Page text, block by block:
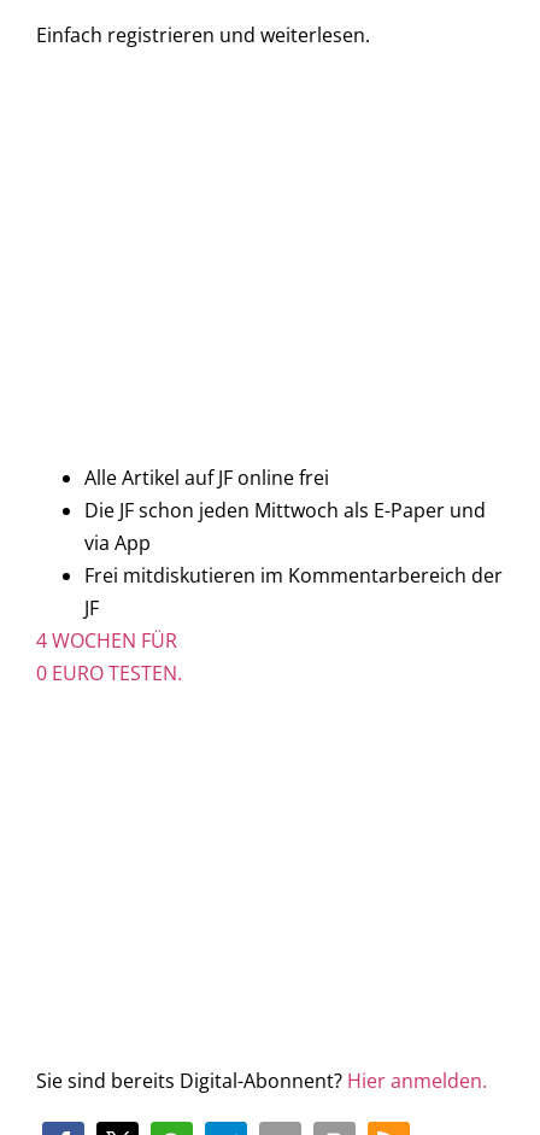
Einfach registrieren und weiterlesen.
Alle Artikel auf JF online frei
Die JF schon jeden Mittwoch als E-Paper und
via App
Frei mitdiskutieren im Kommentarbereich der
JF
4 WOCHEN FÜR
0 EURO TESTEN.
Sie sind bereits Digital-Abonnent? Hier anmelden.